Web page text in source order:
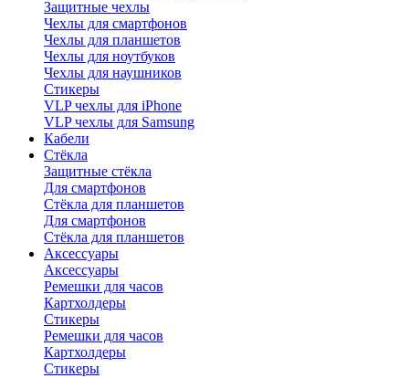
Защитные чехлы
Чехлы для смартфонов
Чехлы для планшетов
Чехлы для ноутбуков
Чехлы для наушников
Стикеры
VLP чехлы для iPhone
VLP чехлы для Samsung
Кабели
Стёкла
Защитные стёкла
Для смартфонов
Стёкла для планшетов
Для смартфонов
Стёкла для планшетов
Аксессуары
Аксессуары
Ремешки для часов
Картхолдеры
Стикеры
Ремешки для часов
Картхолдеры
Стикеры